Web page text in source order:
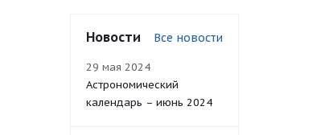
Новости Все новости
29 мая 2024
Астрономический
календарь – июнь 2024